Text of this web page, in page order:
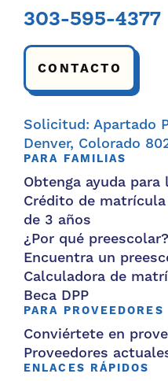
303-595-4377
CONTACTO
Solicitud: Apartado
Denver, Colorado
PARA FAMILIAS
Obtenga ayuda
Crédito de
de 3 años
¿Por qué preescolar?
Encuentra un
Calculadora de
Beca DPP
PARA PROVEEDORES
Conviértete en
Proveedores
ENLACES RÁPIDOS